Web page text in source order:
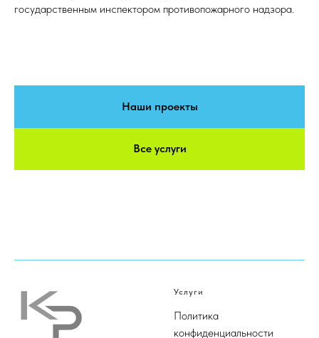
государственным инспектором противопожарного надзора.
Наши проекты
Все услуги
Услуги
Политика
конфиденциальности